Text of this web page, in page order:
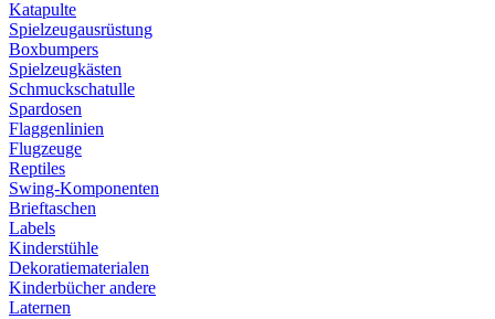
Katapulte
Spielzeugausrüstung
Boxbumpers
Spielzeugkästen
Schmuckschatulle
Spardosen
Flaggenlinien
Flugzeuge
Reptiles
Swing-Komponenten
Brieftaschen
Labels
Kinderstühle
Dekoratiematerialen
Kinderbücher andere
Laternen